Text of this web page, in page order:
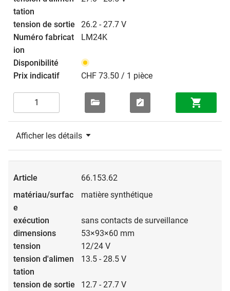
26.2 - 27.7 V
LM24K
CHF 73.50 / 1 pièce
Afficher les détails
66.153.62
matière synthétique
sans contacts de surveillance
53×93×60 mm
12/24 V
13.5 - 28.5 V
12.7 - 27.7 V